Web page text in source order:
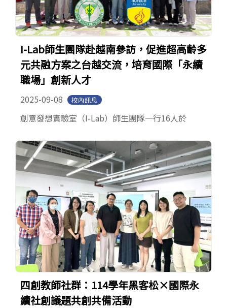
I-Lab師生團隊赴越南參訪，促進超高齡多
元共融方案之台越交流，培育國際「永續
職場」創新人才
2025-09-08 校內訊息
創意發想實驗室（I-Lab）師生團隊一行16人於
四創教師社群：114學年黑客松×國際永
續社創議題共創共備活動